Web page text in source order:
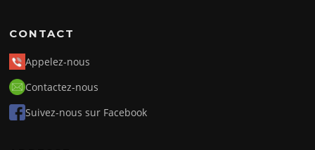
CONTACT
Appelez-nous
Contactez-nous
Suivez-nous sur Facebook